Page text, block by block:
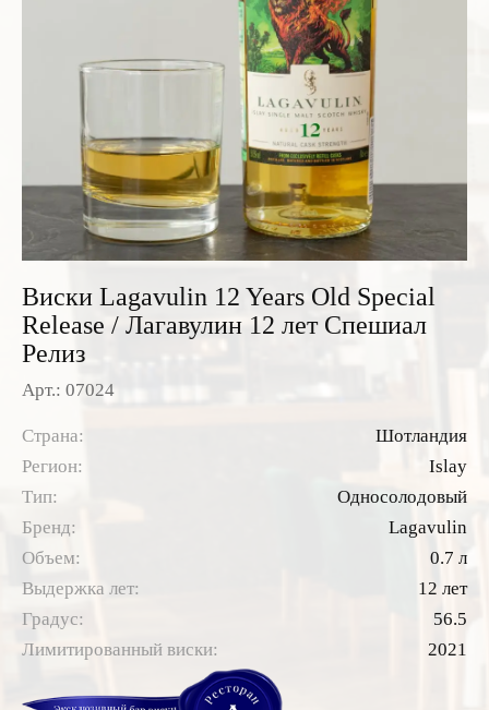
Итальянские вина
Французские вина
Испанские вина
Водка
Пиво
Виски Lagavulin 12 Years Old Special
Release / Лагавулин 12 лет Спешиал
Релиз
Арт.: 07024
Страна:
Шотландия
Регион:
Islay
Тип:
Односолодовый
Бренд:
Lagavulin
Объем:
0.7 л
Выдержка лет:
12 лет
Градус:
56.5
Лимитированный виски:
2021